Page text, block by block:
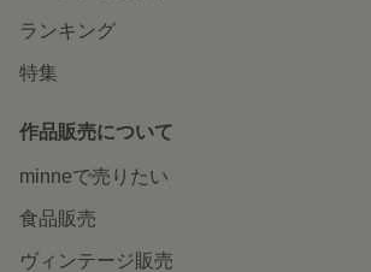
ランキング
特集
作品販売について
minneで売りたい
食品販売
ヴィンテージ販売